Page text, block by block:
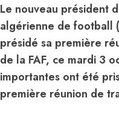
Le nouveau président
algérienne de football
présidé sa première
de la FAF, ce mardi 3
importantes ont été
première réunion de